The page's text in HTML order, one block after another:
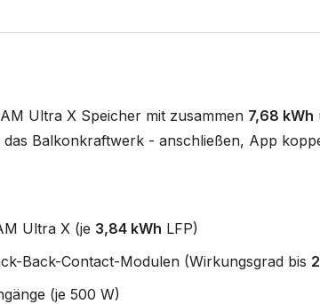
Ultra X Speicher mit zusammen 7,68 kWh
Balkonkraftwerk - anschließen, App
Ultra X (je 3,84 kWh LFP)
Back-Contact-Modulen (Wirkungsgrad bis
(je 500 W)